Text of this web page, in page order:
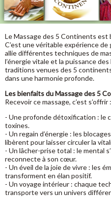
Le Massage des 5 Continents est
C’est une véritable expérience
allie différentes techniques de
l’énergie vitale et la puissance
traditions venues des 5
dans une harmonie profonde.
Les bienfaits du Massage des 5
Recevoir ce massage, c’est s’offrir :
- Une profonde détoxification : le
toxines.
- Un regain d’énergie : les
libèrent pour laisser circuler la
- Un lâcher-prise total : le mental
reconnecte à son cœur.
- Un éveil de la joie de vivre : les
transforment en élan positif.
- Un voyage intérieur : chaque
transporte vers un univers